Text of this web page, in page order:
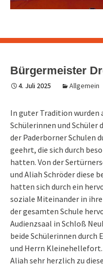
Bürgermeister
4. Juli 2025 Allgemein
In guter Tradition wurden
Schülerinnen und Schüler
der Paderborner Schulen
geehrt, die sich durch
hatten. Von der
und Aliah Schröder diese
hatten sich durch ein
soziale Miteinander in
der gesamten Schule
Audienzsaal in Schloß
beide Schülerinnen
und Herrn
Aliah sehr herzlich zu